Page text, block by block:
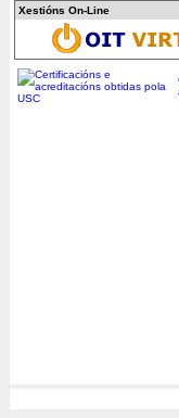
Xestións On-Line